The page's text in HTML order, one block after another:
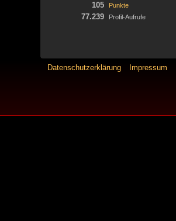
Punkte
105
Profil-Aufrufe
77.239
Datenschutzerklärung Impressum